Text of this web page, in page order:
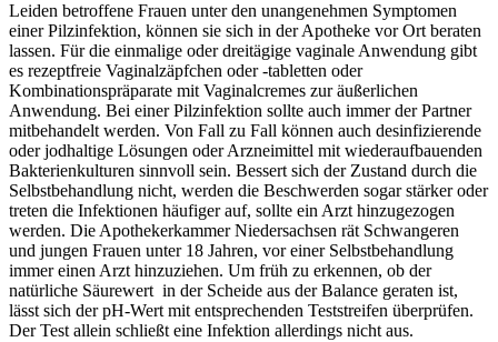
Leiden betroffene Frauen unter den unangenehmen Symptomen
einer Pilzinfektion, können sie sich in der Apotheke vor Ort beraten
lassen. Für die einmalige oder dreitägige vaginale Anwendung gibt
es rezeptfreie Vaginalzäpfchen oder -tabletten oder
Kombinationspräparate mit Vaginalcremes zur äußerlichen
Anwendung. Bei einer Pilzinfektion sollte auch immer der Partner
mitbehandelt werden. Von Fall zu Fall können auch desinfizierende
oder jodhaltige Lösungen oder Arzneimittel mit wiederaufbauenden
Bakterienkulturen sinnvoll sein. Bessert sich der Zustand durch die
Selbstbehandlung nicht, werden die Beschwerden sogar stärker oder
treten die Infektionen häufiger auf, sollte ein Arzt hinzugezogen
werden. Die Apothekerkammer Niedersachsen rät Schwangeren
und jungen Frauen unter 18 Jahren, vor einer Selbstbehandlung
immer einen Arzt hinzuziehen. Um früh zu erkennen, ob der
natürliche Säurewert in der Scheide aus der Balance geraten ist,
lässt sich der pH-Wert mit entsprechenden Teststreifen überprüfen.
Der Test allein schließt eine Infektion allerdings nicht aus.